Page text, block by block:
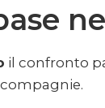
il confronto